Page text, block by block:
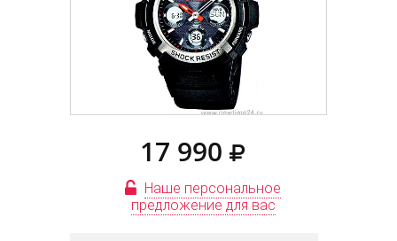
17 990
Наше персональное
предложение для вас